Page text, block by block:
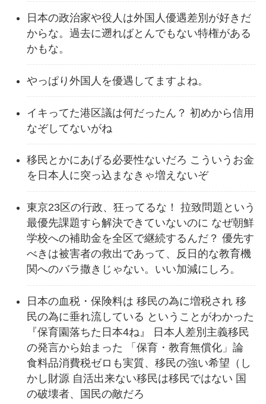
日本の政治家や役人は外国人優遇差別が好きだ
からな。過去に遡ればとんでもない特権がある
かもな。
やっぱり外国人を優遇してますよね。
イキってた港区議は何だったん？ 初めから信用
なぞしてないがね
移民とかにあげる必要性ないだろ こういうお金
を日本人に突っ込まなきゃ増えないぞ
東京23区の行政、狂ってるな！ 拉致問題という
最優先課題すら解決できていないのに なぜ朝鮮
学校への補助金を全区で継続するんだ？ 優先す
べきは被害者の救出であって、反日的な教育機
関へのバラ撒きじゃない。いい加減にしろ。
日本の血税・保険料は 移民の為に増税され 移
民の為に垂れ流している ということがわかった
『保育園落ちた日本4ね』 日本人差別主義移民
の発言から始まった 「保育・教育無償化」論
食料品消費税ゼロも実質、移民の強い希望（し
かし財源 自活出来ない移民は移民ではない 国
の破壊者、国民の敵だろ